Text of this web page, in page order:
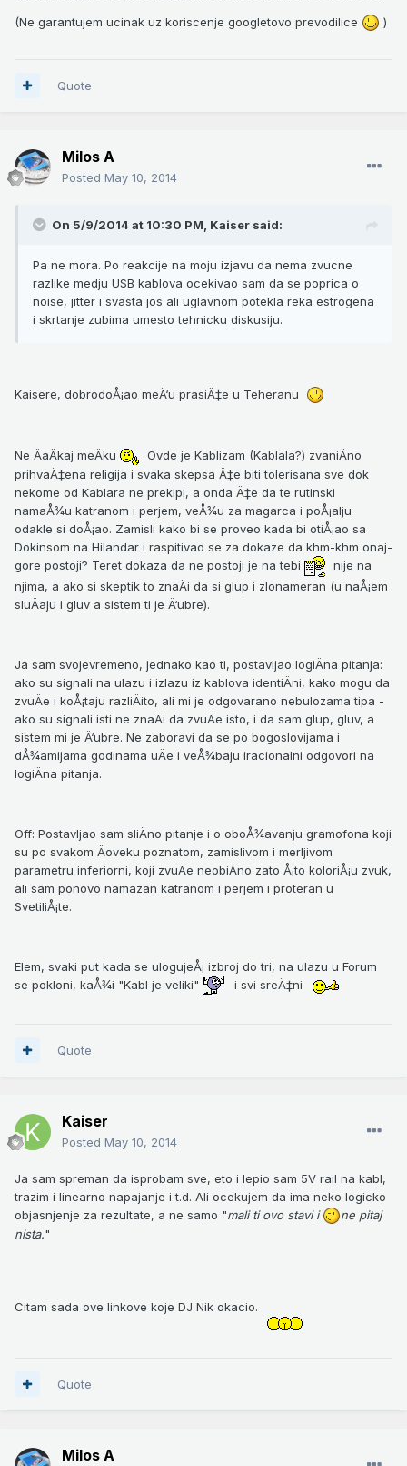
(Ne garantujem ucinak uz koriscenje googletovo prevodilice )
Quote
Milos A
Posted May 10, 2014
On 5/9/2014 at 10:30 PM, Kaiser said:
Pa ne mora. Po reakcije na moju izjavu da nema zvucne
razlike medju USB kablova ocekivao sam da se poprica o
noise, jitter i svasta jos ali uglavnom potekla reka estrogena
i skrtanje zubima umesto tehnicku diskusiju.
Kaisere, dobrodoÅ¡ao meÄ‘u prasiÄ‡e u Teheranu
Ne ÄaÄkaj meÄku
Ovde je Kablizam (Kablala?) zvaniÄno
prihvaÄ‡ena religija i svaka skepsa Ä‡e biti tolerisana sve dok
nekome od Kablara ne prekipi, a onda Ä‡e da te rutinski
namaÅ¾u katranom i perjem, veÅ¾u za magarca i poÅ¡alju
odakle si doÅ¡ao. Zamisli kako bi se proveo kada bi otiÅ¡ao sa
Dokinsom na Hilandar i raspitivao se za dokaze da khm-khm onaj-
gore postoji? Teret dokaza da ne postoji je na tebi
nije na
njima, a ako si skeptik to znaÄi da si glup i zlonameran (u naÅ¡em
sluÄaju i gluv a sistem ti je Ä‘ubre).
Ja sam svojevremeno, jednako kao ti, postavljao logiÄna pitanja:
ako su signali na ulazu i izlazu iz kablova identiÄni, kako mogu da
zvuÄe i koÅ¡taju razliÄito, ali mi je odgovarano nebulozama tipa -
ako su signali isti ne znaÄi da zvuÄe isto, i da sam glup, gluv, a
sistem mi je Ä‘ubre. Ne zaboravi da se po bogoslovijama i
dÅ¾amijama godinama uÄe i veÅ¾baju iracionalni odgovori na
logiÄna pitanja.
Off: Postavljao sam sliÄno pitanje i o oboÅ¾avanju gramofona koji
su po svakom Äoveku poznatom, zamislivom i merljivom
parametru inferiorni, koji zvuÄe neobiÄno zato Å¡to koloriÅ¡u zvuk,
ali sam ponovo namazan katranom i perjem i proteran u
SvetiliÅ¡te.
Elem, svaki put kada se ulogujeÅ¡ izbroj do tri, na ulazu u Forum
se pokloni, kaÅ¾i "Kabl je veliki"
i svi sreÄ‡ni
Quote
Kaiser
Posted May 10, 2014
Ja sam spreman da isprobam sve, eto i lepio sam 5V rail na kabl,
trazim i linearno napajanje i t.d. Ali ocekujem da ima neko logicko
objasnjenje za rezultate, a ne samo "mali ti ovo stavi i
ne pitaj
nista."
Citam sada ove linkove koje DJ Nik okacio.
Quote
Milos A